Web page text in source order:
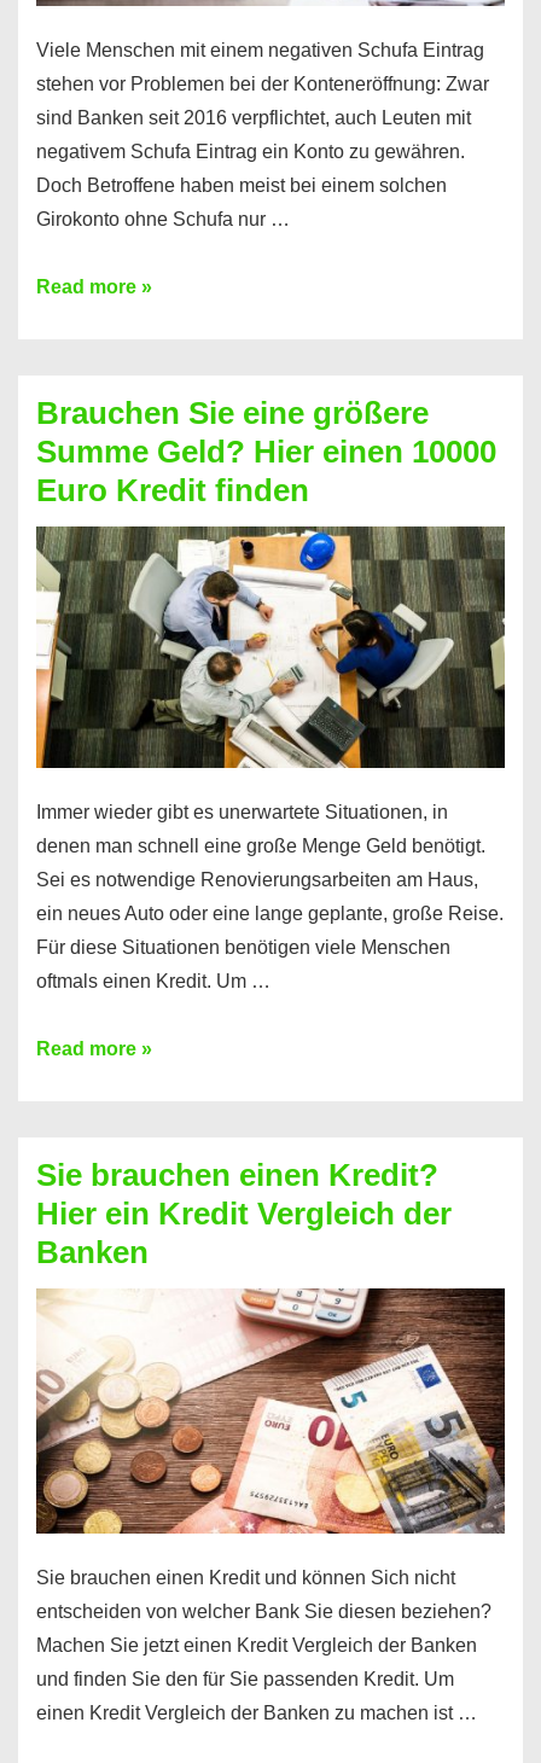
Viele Menschen mit einem negativen Schufa Eintrag
stehen vor Problemen bei der Konteneröffnung: Zwar
sind Banken seit 2016 verpflichtet, auch Leuten mit
negativem Schufa Eintrag ein Konto zu gewähren.
Doch Betroffene haben meist bei einem solchen
Girokonto ohne Schufa nur …
Günstiges
Geht
das
überhaupt?
Na
klar!
Read more »
Brauchen Sie eine größere
Summe Geld? Hier einen 10000
Euro Kredit finden
Immer wieder gibt es unerwartete Situationen, in
denen man schnell eine große Menge Geld benötigt.
Sei es notwendige Renovierungsarbeiten am Haus,
ein neues Auto oder eine lange geplante, große Reise.
Für diese Situationen benötigen viele Menschen
oftmals einen Kredit. Um …
Brauchen
Summe
Geld?
Hier
einen
10000
Euro
Kredit
finden
Read more »
Sie brauchen einen Kredit?
Hier ein Kredit Vergleich der
Banken
Sie brauchen einen Kredit und können Sich nicht
entscheiden von welcher Bank Sie diesen beziehen?
Machen Sie jetzt einen Kredit Vergleich der Banken
und finden Sie den für Sie passenden Kredit. Um
einen Kredit Vergleich der Banken zu machen ist …